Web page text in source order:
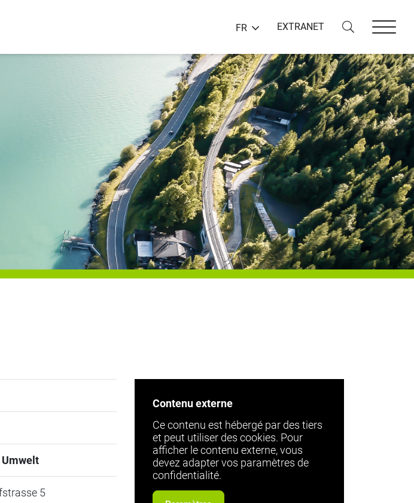
FR EXTRANET
5
Contenu externe
Ce contenu est hébergé par des tiers
et peut utiliser des cookies. Pour
afficher le contenu externe, vous
devez adapter vos paramètres de
confidentialité.